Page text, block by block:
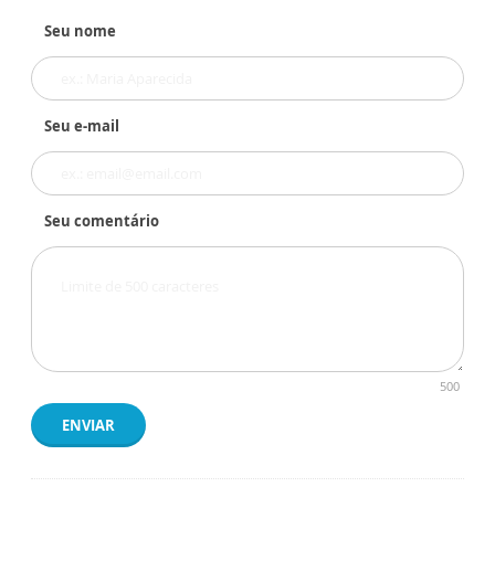
Seu nome
Seu e-mail
Seu comentário
500
ENVIAR